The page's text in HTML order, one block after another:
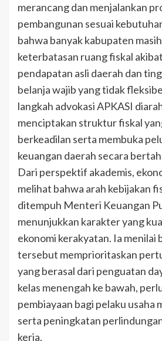
merancang dan menjalankan
pembangunan sesuai
bahwa banyak kabupaten
keterbatasan ruang fiskal
pendapatan asli daerah dan
belanja wajib yang tidak
langkah advokasi APKASI
menciptakan struktur fiskal
berkeadilan serta membuka
keuangan daerah secara
Dari perspektif akademis,
melihat bahwa arah kebijakan
ditempuh Menteri Keuangan
menunjukkan karakter yang
ekonomi kerakyatan. Ia menilai
tersebut memprioritaskan
yang berasal dari penguatan
kelas menengah ke bawah,
pembiayaan bagi pelaku usaha
serta peningkatan
kerja.